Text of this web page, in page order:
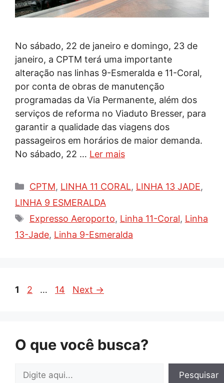
No sábado, 22 de janeiro e domingo, 23 de
janeiro, a CPTM terá uma importante
alteração nas linhas 9-Esmeralda e 11-Coral,
por conta de obras de manutenção
programadas da Via Permanente, além dos
serviços de reforma no Viaduto Bresser, para
garantir a qualidade das viagens dos
passageiros em horários de maior demanda.
No sábado, 22 … Ler mais
Categorias
CPTM, LINHA 11 CORAL, LINHA 13 JADE,
LINHA 9 ESMERALDA
Tags
Expresso Aeroporto, Linha 11-Coral, Linha
13-Jade, Linha 9-Esmeralda
Page
1 Page
2 … Page
14 Next →
O que você busca?
Pesquisar Pesquisar